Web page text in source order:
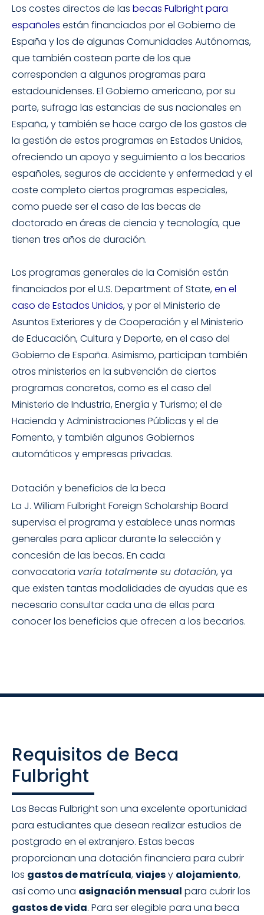
Los costes directos de las becas Fulbright para
españoles están financiados por el Gobierno de
España y los de algunas Comunidades Autónomas,
que también costean parte de los que
corresponden a algunos programas para
estadounidenses. El Gobierno americano, por su
parte, sufraga las estancias de sus nacionales en
España, y también se hace cargo de los gastos de
la gestión de estos programas en Estados Unidos,
ofreciendo un apoyo y seguimiento a los becarios
españoles, seguros de accidente y enfermedad y el
coste completo ciertos programas especiales,
como puede ser el caso de las becas de
doctorado en áreas de ciencia y tecnología, que
tienen tres años de duración.
Los programas generales de la Comisión están
financiados por el U.S. Department of State,en el
caso de Estados Unidos, y por el Ministerio de
Asuntos Exteriores y de Cooperación y el Ministerio
de Educación, Cultura y Deporte, en el caso del
Gobierno de España. Asimismo, participan también
otros ministerios en la subvención de ciertos
programas concretos, como es el caso del
Ministerio de Industria, Energía y Turismo; el de
Hacienda y Administraciones Públicas y el de
Fomento, y también algunos Gobiernos
automáticos y empresas privadas.
Dotación y beneficios de la beca
La J. William Fulbright Foreign Scholarship Board
supervisa el programa y establece unas normas
generales para aplicar durante la selección y
concesión de las becas. En cada
convocatoria varía totalmente su dotación, ya
que existen tantas modalidades de ayudas que es
necesario consultar cada una de ellas para
conocer los beneficios que ofrecen a los becarios.
Requisitos de Beca
Fulbright
Las Becas Fulbright son una excelente oportunidad
para estudiantes que desean realizar estudios de
postgrado en el extranjero. Estas becas
proporcionan una dotación financiera para cubrir
los gastos de matrícula,viajesy alojamiento,
así como una asignación mensual para cubrir los
gastos de vida. Para ser elegible para una beca